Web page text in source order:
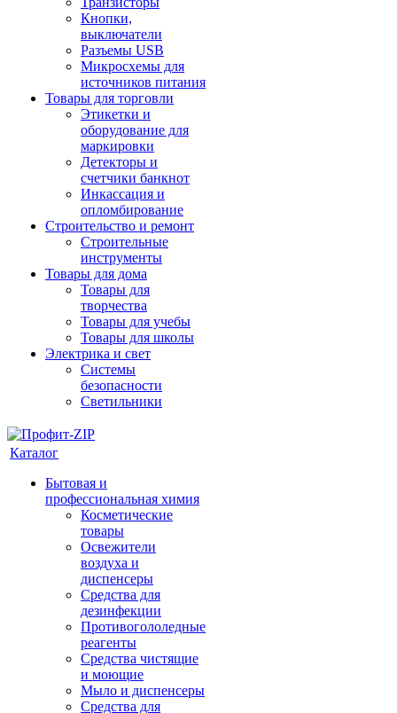
Кнопки,
выключатели
Разъемы USB
Микросхемы для
источников питания
Товары для торговли
Этикетки и
оборудование для
маркировки
Детекторы и
счетчики банкнот
Инкассация и
опломбирование
Строительство и ремонт
Строительные
инструменты
Товары для дома
Товары для
творчества
Товары для учебы
Товары для школы
Электрика и свет
Системы
безопасности
Светильники
Каталог
Бытовая и
профессиональная химия
Косметические
товары
Освежители
воздуха и
диспенсеры
Средства для
дезинфекции
Противогололедные
реагенты
Средства чистящие
и моющие
Мыло и диспенсеры
Средства для